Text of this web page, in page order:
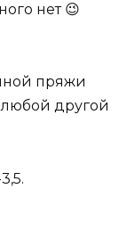
нет 😉
пряжи
другой